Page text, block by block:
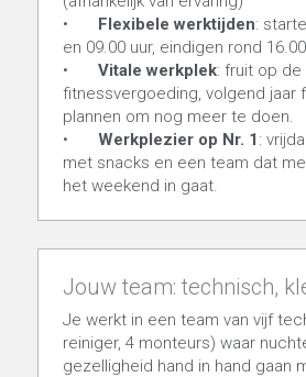
Flexibele werktijden:
en 09.00 uur, eindigen rond
Vitale werkplek: fruit op de
fitnessvergoeding, volgend jaar
plannen om nog meer te doen.
Werkplezier op Nr. 1 :
met snacks en een team dat
het weekend in gaat.
Jouw team: technisch,
Je werkt in een team van vijf
reiniger, 4 monteurs) waar
gezelligheid hand in hand gaan